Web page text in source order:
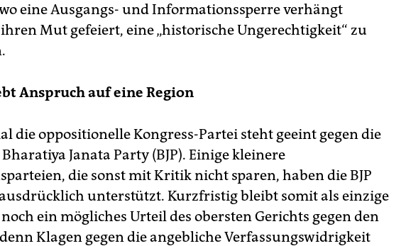
eine Ausgangs- und Informationssperre verhängt
Mut gefeiert, eine „historische Ungerechtigkeit“ zu
Anspruch auf eine Region
die oppositionelle Kongress-Partei steht geeint gegen die
Janata Party (BJP). Einige kleinere
die sonst mit Kritik nicht sparen, haben die BJP
unterstützt. Kurzfristig bleibt somit als einzige
ein mögliches Urteil des obersten Gerichts gegen den
Klagen gegen die angebliche Verfassungswidrigkeit